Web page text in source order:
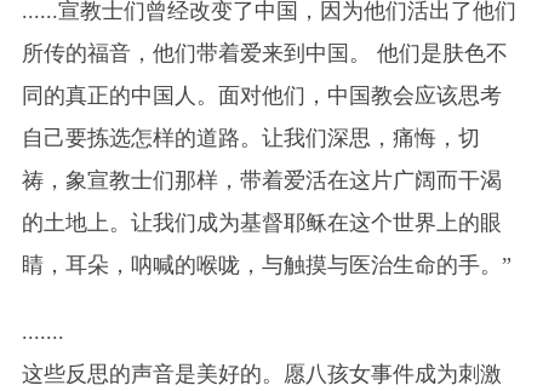
......宣教士们曾经改变了中国，因为他们活出了他们
所传的福音，他们带着爱来到中国。 他们是肤色不
同的真正的中国人。面对他们，中国教会应该思考
自己要拣选怎样的道路。让我们深思，痛悔，切
祷，象宣教士们那样，带着爱活在这片广阔而干渴
的土地上。让我们成为基督耶稣在这个世界上的眼
睛，耳朵，呐喊的喉咙，与触摸与医治生命的手。”
.......
这些反思的声音是美好的。愿八孩女事件成为刺激